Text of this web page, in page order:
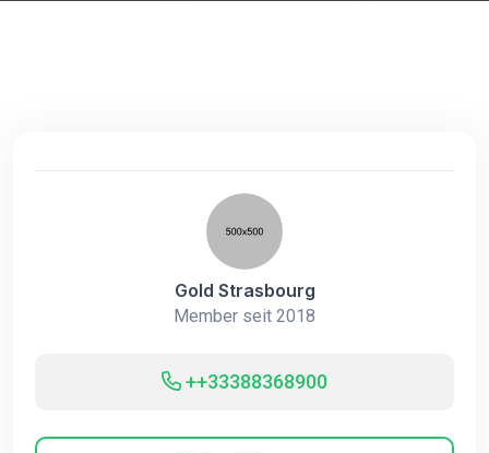
Gold Strasbourg
Member seit 2018
++33388368900